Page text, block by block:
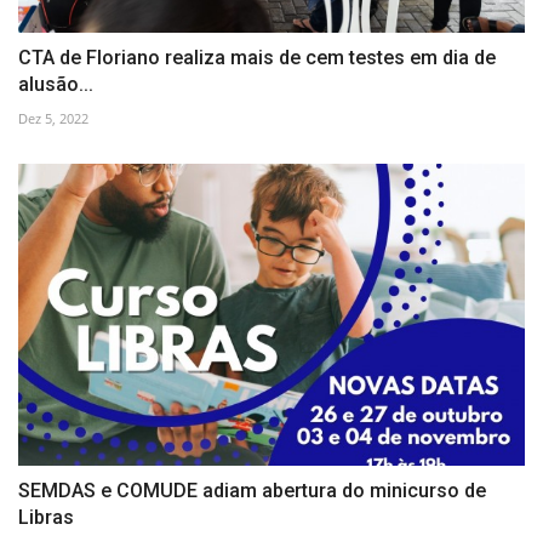
CTA de Floriano realiza mais de cem testes em dia de
alusão...
Dez 5, 2022
SEMDAS e COMUDE adiam abertura do minicurso de
Libras